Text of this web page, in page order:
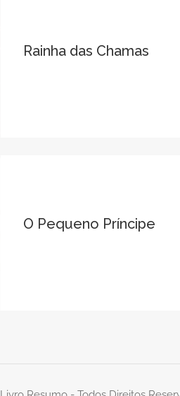
Rainha das Chamas
O Pequeno Príncipe